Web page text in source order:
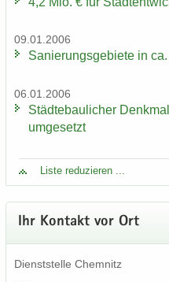
09.01.2006
Sa­nie­rungs­ge­bie­te in
06.01.2006
Städ­te­bau­li­cher
um­ge­setzt
Liste re­du­zie­ren ...
Ihr Kon­takt vor Ort
Dienst­stel­le Chem­nitz